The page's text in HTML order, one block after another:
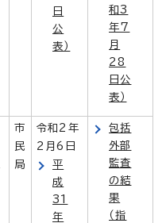
日
公
表）
和3
年7
月
28
日公
表）
市
民
局
令和2年
2月6日
平
成
31
年
包括
外部
監査
の結
果
（指